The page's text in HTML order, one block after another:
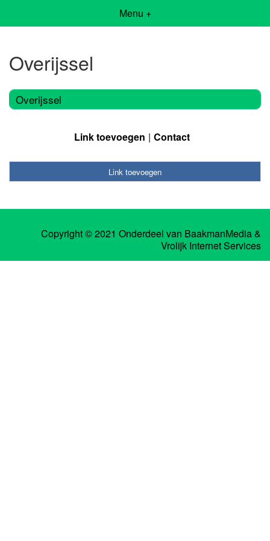
Menu +
Overijssel
Overijssel
Link toevoegen Contact
Link toevoegen
Copyright © 2021 Onderdeel van BaakmanMedia&
Vrolijk Internet Services